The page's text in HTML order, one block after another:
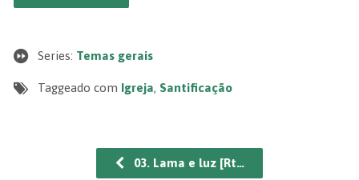
Series: Temas gerais
Taggeado com Igreja, Santificação
03. Lama e luz [Rt…